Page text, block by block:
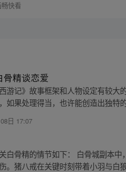
快看
精谈恋爱
游记》故事框架和人物设定有较
如果处理得当，也许能创造出独特
日 17:07
白骨精的情节如下： 白骨城副本
。猪八戒在关键时刻带着小羽与白